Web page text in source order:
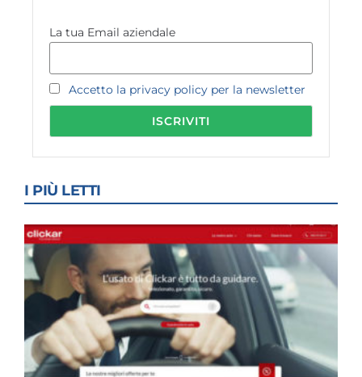
La tua Email aziendale
Accetto la privacy policy per la newsletter
I PIÙ LETTI